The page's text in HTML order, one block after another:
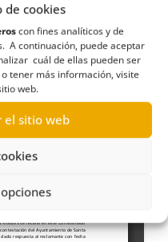
de cookies
con fines analíticos y de
A continuación, puede aceptar
cuál de ellas pueden ser
tener más información, visite
web.
el sitio web